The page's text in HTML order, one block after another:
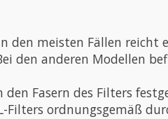
den meisten Fällen reicht
den anderen Modellen
Fasern des Filters
Filters ordnungsgemäß